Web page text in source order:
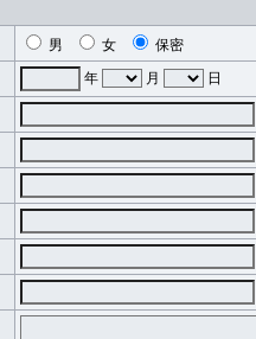
男 女
保密
年 月 日